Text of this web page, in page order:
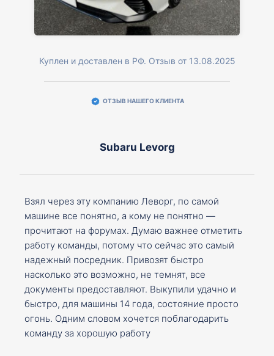
Куплен и доставлен в РФ. Отзыв от 13.08.2025
ОТЗЫВ НАШЕГО КЛИЕНТА
Subaru Levorg
Взял через эту компанию Леворг, по самой
машине все понятно, а кому не понятно —
прочитают на форумах. Думаю важнее отметить
работу команды, потому что сейчас это самый
надежный посредник. Привозят быстро
насколько это возможно, не темнят, все
документы предоставляют. Выкупили удачно и
быстро, для машины 14 года, состояние просто
огонь. Одним словом хочется поблагодарить
команду за хорошую работу